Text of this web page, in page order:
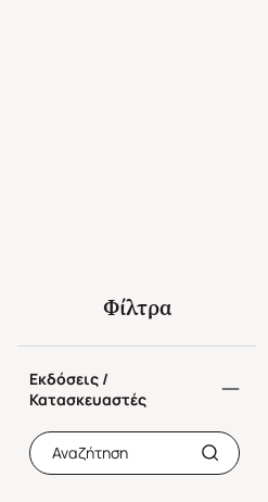
Φίλτρα
Εκδόσεις /
Κατασκευαστές